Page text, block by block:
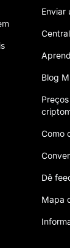
Enviar
Blog
Como
Dê
Mapa